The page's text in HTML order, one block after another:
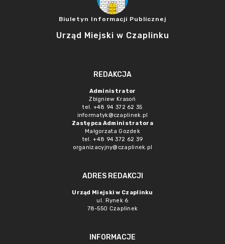
Biuletyn Informacji Publicznej
Urząd Miejski w Czaplinku
REDAKCJA
Administrator
Zbigniew Krasoń
tel. +48 94 372 62 35
informatyk@czaplinek.pl
Zastępca Administratora
Małgorzata Gozdek
tel. +48 94 372 62 39
organizacyjny@czaplinek.pl
ADRES REDAKCJI
Urząd Miejski w Czaplinku
ul. Rynek 6
78-550 Czaplinek
INFORMACJE